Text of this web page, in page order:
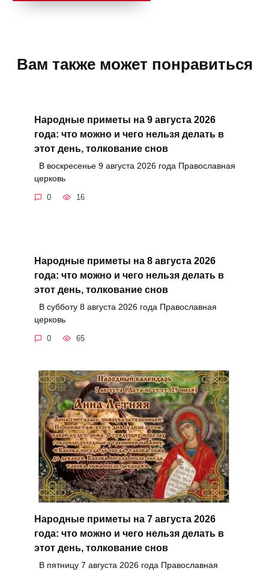
Вам также может понравиться
Народные приметы на 9 августа 2026
года: что можно и чего нельзя делать в
этот день, толкование снов
В воскресенье 9 августа 2026 года Православная
церковь
0 16
Народные приметы на 8 августа 2026
года: что можно и чего нельзя делать в
этот день, толкование снов
В субботу 8 августа 2026 года Православная
церковь
0 65
Народные приметы на 7 августа 2026
года: что можно и чего нельзя делать в
этот день, толкование снов
В пятницу 7 августа 2026 года Православная